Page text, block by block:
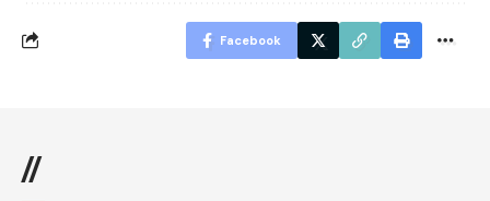
Facebook
//